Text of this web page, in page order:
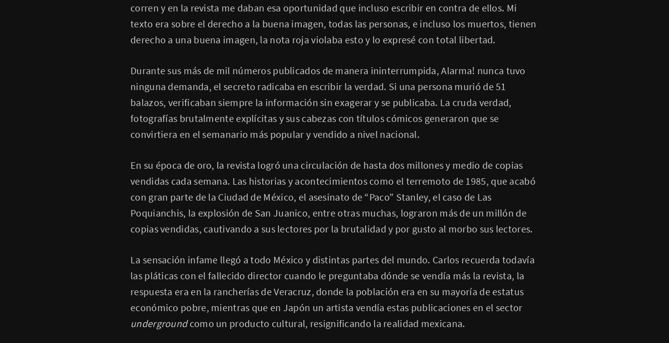
corren y en la revista me daban esa oportunidad que incluso escribir en contra de ellos. Mi
texto era sobre el derecho a la buena imagen, todas las personas, e incluso los muertos, tienen
derecho a una buena imagen, la nota roja violaba esto y lo expresé con total libertad.
Durante sus más de mil números publicados de manera ininterrumpida, Alarma! nunca tuvo
ninguna demanda, el secreto radicaba en escribir la verdad. Si una persona murió de 51
balazos, verificaban siempre la información sin exagerar y se publicaba. La cruda verdad,
fotografías brutalmente explícitas y sus cabezas con títulos cómicos generaron que se
convirtiera en el semanario más popular y vendido a nivel nacional.
En su época de oro, la revista logró una circulación de hasta dos millones y medio de copias
vendidas cada semana. Las historias y acontecimientos como el terremoto de 1985, que acabó
con gran parte de la Ciudad de México, el asesinato de “Paco” Stanley, el caso de Las
Poquianchis, la explosión de San Juanico, entre otras muchas, lograron más de un millón de
copias vendidas, cautivando a sus lectores por la brutalidad y por gusto al morbo sus lectores.
La sensación infame llegó a todo México y distintas partes del mundo. Carlos recuerda todavía
las pláticas con el fallecido director cuando le preguntaba dónde se vendía más la revista, la
respuesta era en la rancherías de Veracruz, donde la población era en su mayoría de estatus
económico pobre, mientras que en Japón un artista vendía estas publicaciones en el sector
undergroundcomo un producto cultural, resignificando la realidad mexicana.